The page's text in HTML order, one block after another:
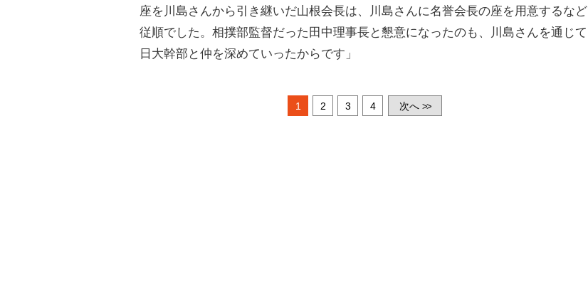
座を川島さんから引き継いだ山根会長は、川島さんに名誉会長の座を用意するなど
従順でした。相撲部監督だった田中理事長と懇意になったのも、川島さんを通じて
日大幹部と仲を深めていったからです」
1 2 3 4 次へ >>